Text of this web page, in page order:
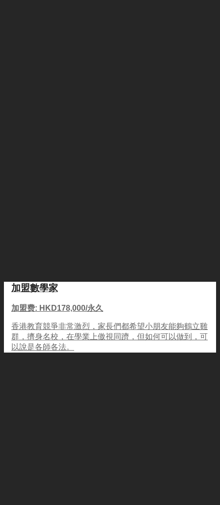
加盟數學家
加盟费: HKD178,000/永久
香港教育競爭非常激烈，家長們都希望小朋友能夠鶴立雞
群，擠身名校，在學業上傲視同躋，但如何可以做到，可
以說是各師各法。